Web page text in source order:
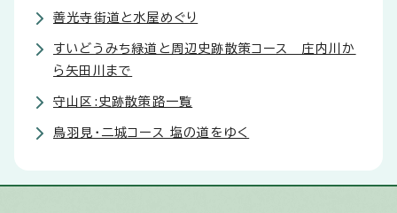
善光寺街道と水屋めぐり
すいどうみち緑道と周辺史跡散策コース 庄内川か
ら矢田川まで
守山区:史跡散策路一覧
鳥羽見・二城コース 塩の道をゆく